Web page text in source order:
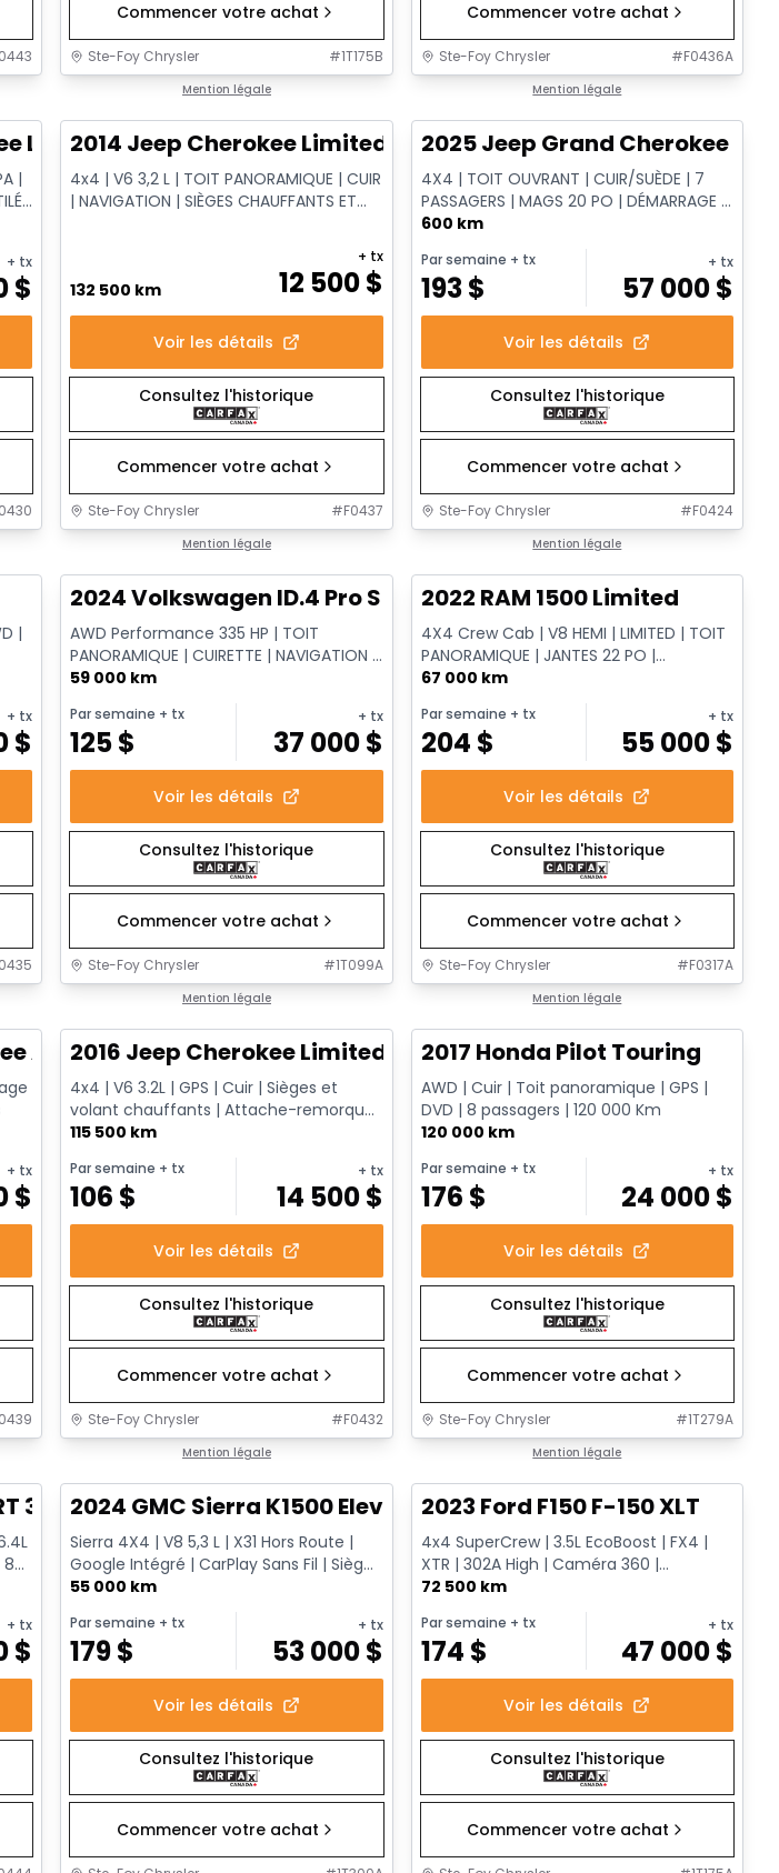
Commencer votre achat
Ste-Foy Chrysler #1T175B
Mention légale
Commencer votre achat
Ste-Foy Chrysler #F0436A
Mention légale
Limited
|
+ tx
$
Très bonne offre
2014 Jeep Cherokee Limited
4x4 | V6 3,2 L | TOIT PANORAMIQUE | CUIR
| NAVIGATION | SIÈGES CHAUFFANTS ET
132 500 km 12 500$
+ tx
Voir les détails
Consultez l'historique
Commencer votre achat
Ste-Foy Chrysler #F0437
Mention légale
Très bonne offre
2025 Jeep Grand Cherokee L
4X4 | TOIT OUVRANT | CUIR/SUÈDE | 7
PASSAGERS | MAGS 20 PO | DÉMARRAGE À
DISTANCE
600 km
Par semaine + tx
193$
+ tx
57 000$
Voir les détails
Consultez l'historique
Commencer votre achat
Ste-Foy Chrysler #F0424
Mention légale
|
+ tx
$
Très bonne offre
2024 Volkswagen ID.4 Pro S
AWD Performance 335 HP | TOIT
PANORAMIQUE | CUIRETTE | NAVIGATION |
CAMÉRA | 20 PO | 4MOTION
59 000 km
Par semaine + tx
125$
+ tx
37 000$
Voir les détails
Consultez l'historique
Commencer votre achat
Ste-Foy Chrysler #1T099A
Mention légale
Très bonne offre
2022 RAM 1500 Limited
4X4 Crew Cab | V8 HEMI | LIMITED | TOIT
PANORAMIQUE | JANTES 22 PO |
REMORQUAGE | NOIR CRISTAL
67 000 km
Par semaine + tx
204 $
+ tx
55 000$
Voir les détails
Consultez l'historique
Commencer votre achat
Ste-Foy Chrysler #F0317A
Mention légale
Altitude
+ tx
$
Très bonne offre
2016 Jeep Cherokee Limited
4x4 | V6 3.2L | GPS | Cuir | Sièges et
volant chauffants | Attache-remorque
| Démarrage à distance
115 500 km
Par semaine + tx
106 $
+ tx
14 500$
Voir les détails
Consultez l'historique
Commencer votre achat
Ste-Foy Chrysler #F0432
Mention légale
Très bonne offre
2017 Honda Pilot Touring
AWD | Cuir | Toit panoramique | GPS |
DVD | 8 passagers | 120 000 Km
120 000 km
Par semaine + tx
176 $
+ tx
24 000$
Voir les détails
Consultez l'historique
Commencer votre achat
Ste-Foy Chrysler #1T279A
Mention légale
392
8
+ tx
$
Très bonne offre
2024 GMC Sierra K1500 Elevation
Sierra 4X4 | V8 5,3 L | X31 Hors Route |
Google Intégré | CarPlay Sans Fil | Sièges
Chauffants | Vol...
55 000 km
Par semaine + tx
179$
+ tx
53 000$
Voir les détails
Consultez l'historique
Commencer votre achat
Très bonne offre
2023 Ford F150 F-150 XLT
4x4 SuperCrew | 3.5L EcoBoost | FX4 |
XTR | 302A High | Caméra 360 |
Remorquage Max
72 500 km
Par semaine + tx
174 $
+ tx
47 000$
Voir les détails
Consultez l'historique
Commencer votre achat